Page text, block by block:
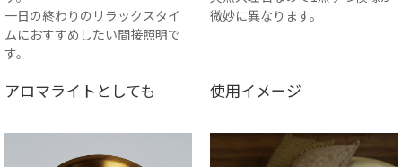
一日の終わりのリラックスタイ
ムにおすすめしたい間接照明で
す。
微妙に異なります。
アロマライトとしても 使用イメージ